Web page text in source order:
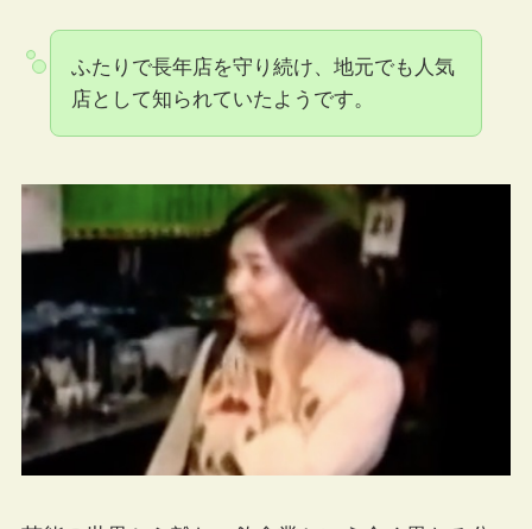
ふたりで長年店を守り続け、地元でも人気
店として知られていたようです。